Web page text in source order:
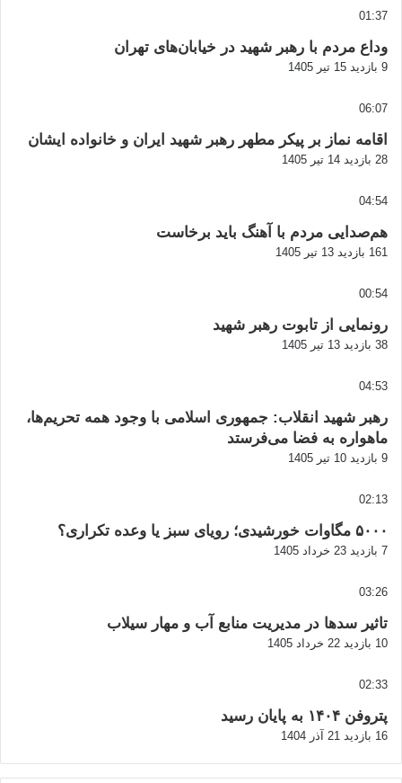
01:37
وداع مردم با رهبر شهید در خیابان‌های تهران
9 بازدید 15 تیر 1405
06:07
اقامه نماز بر پیکر مطهر رهبر شهید ایران و خانواده ایشان
28 بازدید 14 تیر 1405
04:54
هم‌صدایی مردم با آهنگ باید برخاست
161 بازدید 13 تیر 1405
00:54
رونمایی از تابوت رهبر شهید
38 بازدید 13 تیر 1405
04:53
رهبر شهید انقلاب: جمهوری اسلامی با وجود همه تحریم‌ها،
ماهواره به فضا می‌فرستد
9 بازدید 10 تیر 1405
02:13
۵۰۰۰ مگاوات خورشیدی؛ رویای سبز یا وعده تکراری؟
7 بازدید 23 خرداد 1405
03:26
تاثیر سدها در مدیریت منابع آب و مهار سیلاب
10 بازدید 22 خرداد 1405
02:33
پتروفن ۱۴۰۴ به پایان رسید
16 بازدید 21 آذر 1404